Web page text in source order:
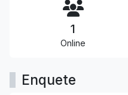
1
Online
Enquete